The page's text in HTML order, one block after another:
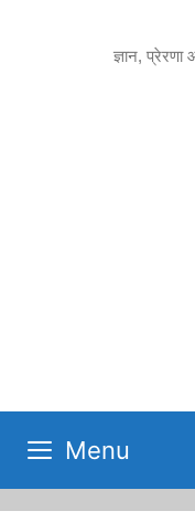
ज्ञान, प्रेरणा
Menu